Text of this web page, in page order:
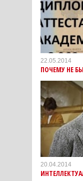
22.05.2014
ПОЧЕМУ НЕ
20.04.2014